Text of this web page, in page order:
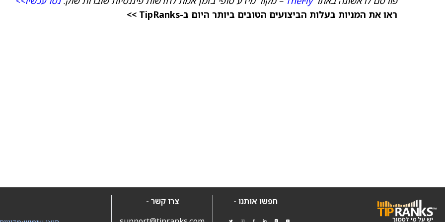
ראו את המניות בעלות הביצועים הטובים ביותר היום ב-TipRanks >>
חפשו אותנו -
צרו קשר -